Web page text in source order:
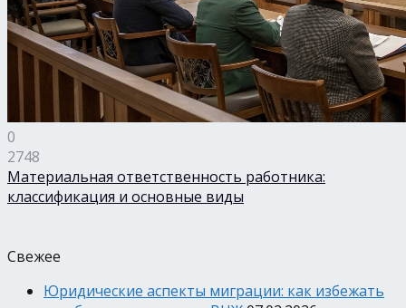
0
2748
Материальная ответственность работника:
классификация и основные виды
Свежее
Юридические аспекты миграции: как избежать